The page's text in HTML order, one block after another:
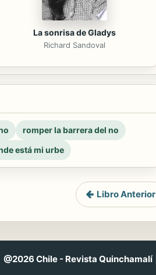
La sonrisa de Gladys
Richard Sandoval
romper la barrera del no
está mi urbe
Libro Anterior
@2026 Chile - Revista Quinchamalí|